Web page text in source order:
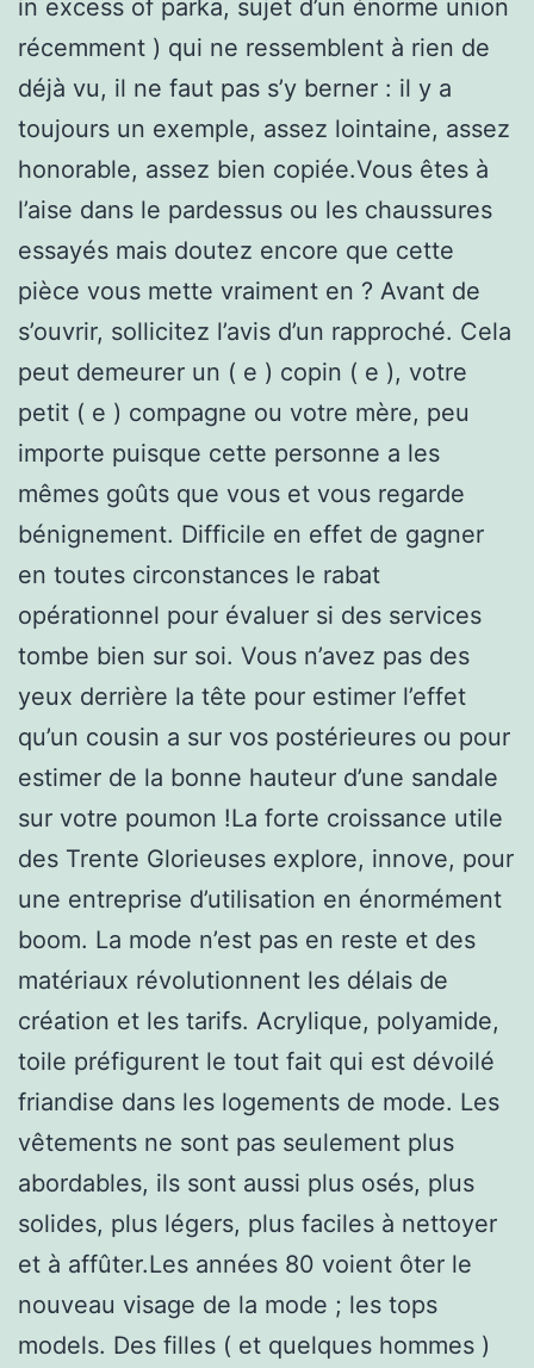
in excess of parka, sujet d’un énorme union
récemment ) qui ne ressemblent à rien de
déjà vu, il ne faut pas s’y berner : il y a
toujours un exemple, assez lointaine, assez
honorable, assez bien copiée.Vous êtes à
l’aise dans le pardessus ou les chaussures
essayés mais doutez encore que cette
pièce vous mette vraiment en ? Avant de
s’ouvrir, sollicitez l’avis d’un rapproché. Cela
peut demeurer un ( e ) copin ( e ), votre
petit ( e ) compagne ou votre mère, peu
importe puisque cette personne a les
mêmes goûts que vous et vous regarde
bénignement. Difficile en effet de gagner
en toutes circonstances le rabat
opérationnel pour évaluer si des services
tombe bien sur soi. Vous n’avez pas des
yeux derrière la tête pour estimer l’effet
qu’un cousin a sur vos postérieures ou pour
estimer de la bonne hauteur d’une sandale
sur votre poumon !La forte croissance utile
des Trente Glorieuses explore, innove, pour
une entreprise d’utilisation en énormément
boom. La mode n’est pas en reste et des
matériaux révolutionnent les délais de
création et les tarifs. Acrylique, polyamide,
toile préfigurent le tout fait qui est dévoilé
friandise dans les logements de mode. Les
vêtements ne sont pas seulement plus
abordables, ils sont aussi plus osés, plus
solides, plus légers, plus faciles à nettoyer
et à affûter.Les années 80 voient ôter le
nouveau visage de la mode ; les tops
models. Des filles ( et quelques hommes )